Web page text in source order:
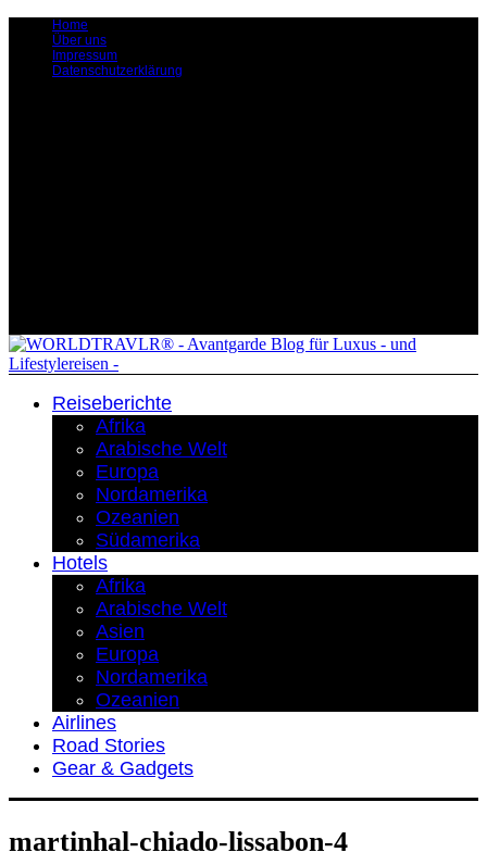
Home
Über uns
Impressum
Datenschutzerklärung
Reiseberichte
Afrika
Arabische Welt
Europa
Nordamerika
Ozeanien
Südamerika
Hotels
Afrika
Arabische Welt
Asien
Europa
Nordamerika
Ozeanien
Airlines
Road Stories
Gear & Gadgets
martinhal-chiado-lissabon-4